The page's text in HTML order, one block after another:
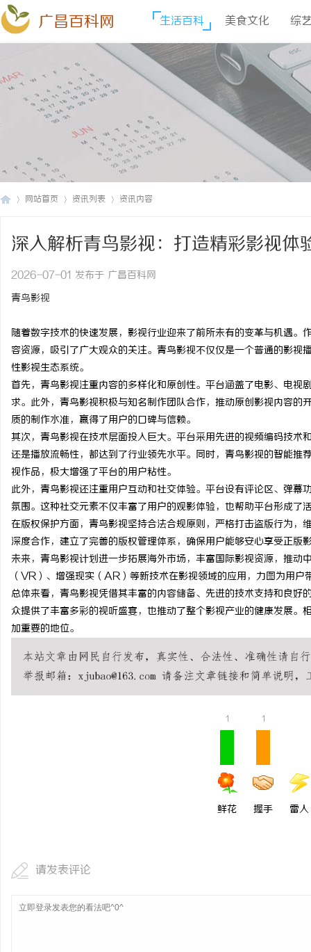
广昌百科网 生活百科 美食文化 综
网站首页 资讯列表 资讯内容
深入解析青鸟影视：打造精彩影视体
2026-07-01 发布于 广昌百科网
青鸟影视
随着数字技术的快速发展，影视行业迎来了前所未有的变革与机遇
容资源，吸引了广大观众的关注。青鸟影视不仅仅是一个普通的影
性影视生态系统。
首先，青鸟影视注重内容的多样化和原创性。平台涵盖了电影、电
求。此外，青鸟影视积极与知名制作团队合作，推动原创影视内容
质的制作水准，赢得了用户的口碑与信赖。
其次，青鸟影视在技术层面投入巨大。平台采用先进的视频编码技
还是播放流畅性，都达到了行业领先水平。同时，青鸟影视的智能
视作品，极大增强了平台的用户粘性。
此外，青鸟影视还注重用户互动和社交体验。平台设有评论区、弹
氛围。这种社交元素不仅丰富了用户的观影体验，也帮助平台形成了
在版权保护方面，青鸟影视坚持合法合规原则，严格打击盗版行为
深度合作，建立了完善的版权管理体系，确保用户能够安心享受正版
未来，青鸟影视计划进一步拓展海外市场，丰富国际影视资源，推动
（VR）、增强现实（AR）等新技术在影视领域的应用，力图为用户
总体来看，青鸟影视凭借其丰富的内容储备、先进的技术支持和良
众提供了丰富多彩的视听盛宴，也推动了整个影视产业的健康发展
加重要的地位。
1
鲜花
1
握手 雷人
请发表评论
东莞厚街居家 & 医院护
生参考指南